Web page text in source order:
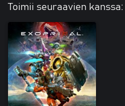
perheryhmän järjestäjä.
Toimii seuraavien kanssa: